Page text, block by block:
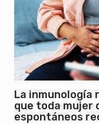
La inmunología
que toda mujer
espontáneos